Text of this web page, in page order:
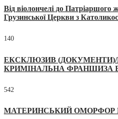
Від віолончелі до
Грузинської Церкви з
140
ЕКСКЛЮЗИВ (ДОКУМЕНТИ)/
КРИМІНАЛЬНА ФРАНШИЗА
542
МАТЕРИНСЬКИЙ ОМОРФОР